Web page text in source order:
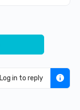
Log in to reply.